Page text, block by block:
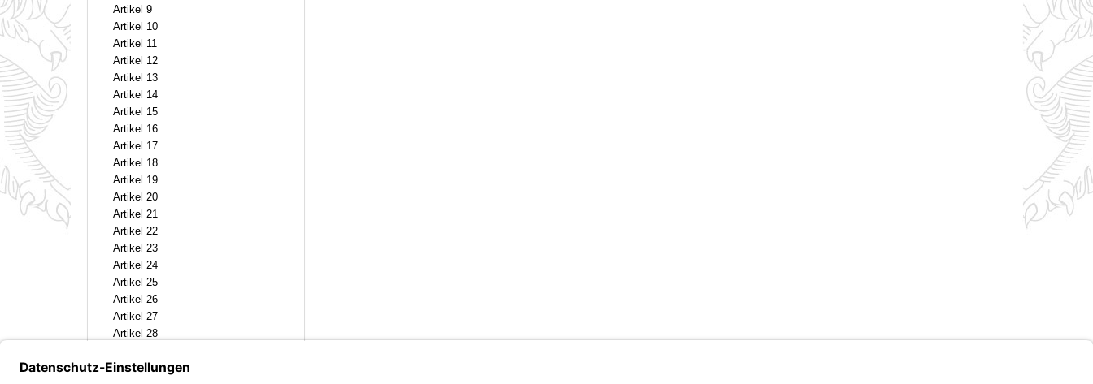
Artikel 9
Artikel 10
Artikel 11
Artikel 12
Artikel 13
Artikel 14
Artikel 15
Artikel 16
Artikel 17
Artikel 18
Artikel 19
Artikel 20
Artikel 21
Artikel 22
Artikel 23
Artikel 24
Artikel 25
Artikel 26
Artikel 27
Artikel 28